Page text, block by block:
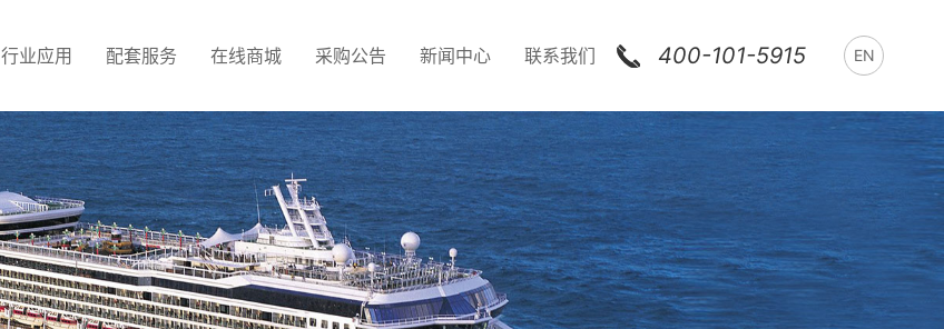
行业应用 配套服务 在线商城 采购公告 新闻中心 联系我们 400-101-5915 EN